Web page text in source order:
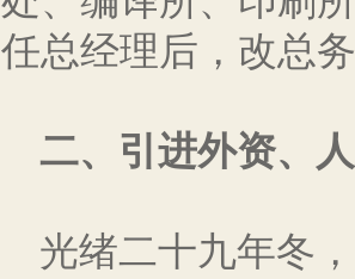
任总经理后，改总
二、引进外资、
光绪二十九年冬